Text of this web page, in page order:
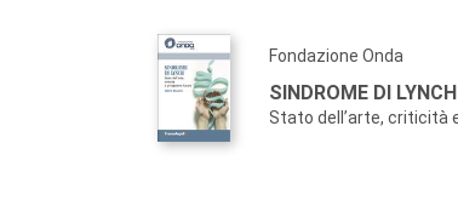
Fondazione Onda
SINDROME DI LYNCH
Stato dell’arte, criticità